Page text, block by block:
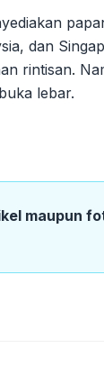
dan
rintisan.
lebar.
maupun